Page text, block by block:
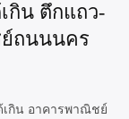
กิน ตึกแถว-
ถนนนคร
กิน อาคารพาณิชย์